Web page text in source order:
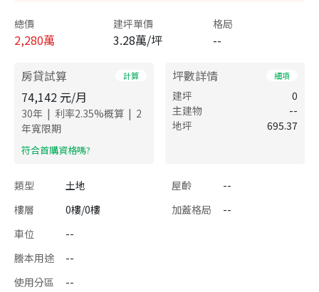
總價
2,280萬
建坪單價
3.28萬/坪
格局
--
房貸試算 計算
74,142 元/月
30年 | 利率2.35%概算 | 2
年寬限期
​符合首購資格嗎?
坪數詳情 細項
建坪
0
主建物
--
地坪
695.37
類型 土地 屋齡
--
樓層
0樓/0樓 加蓋格局
--
車位
--
謄本用途
--
使用分區
--